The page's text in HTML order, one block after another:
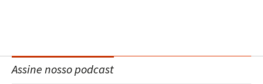
Assine nosso podcast